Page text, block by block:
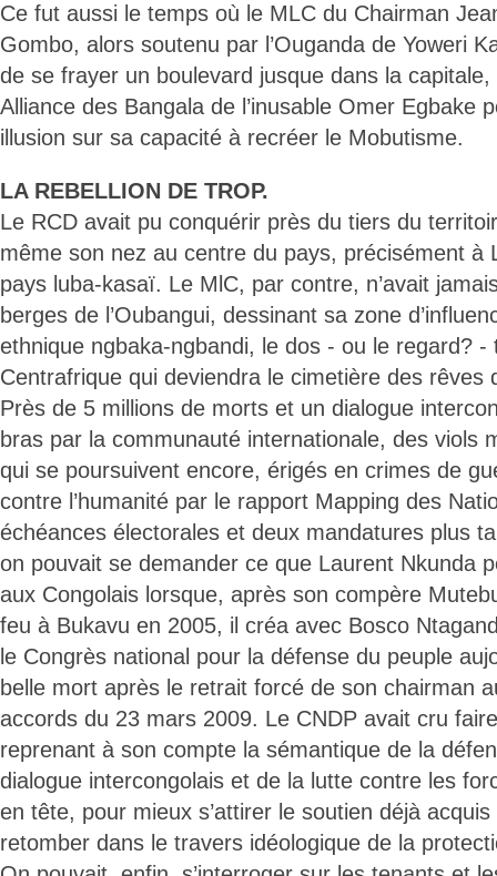
Ce fut aussi le temps où le MLC du Chairman
Gombo, alors soutenu par l’Ouganda de Yoweri
de se frayer un boulevard jusque dans la capitale,
Alliance des Bangala de l’inusable Omer Egbake
illusion sur sa capacité à recréer le Mobutisme.
LA REBELLION DE TROP.
Le RCD avait pu conquérir près du tiers du
même son nez au centre du pays, précisément à
pays luba-kasaï. Le MlC, par contre, n’avait
berges de l’Oubangui, dessinant sa zone
ethnique ngbaka-ngbandi, le dos - ou le regard? -
Centrafrique qui deviendra le cimetière des rêves
Près de 5 millions de morts et un dialogue
bras par la communauté internationale, des viols
qui se poursuivent encore, érigés en crimes de
contre l’humanité par le rapport Mapping des
échéances électorales et deux mandatures plus
on pouvait se demander ce que Laurent Nkunda
aux Congolais lorsque, après son compère
feu à Bukavu en 2005, il créa avec Bosco
le Congrès national pour la défense du peuple
belle mort après le retrait forcé de son chairman
accords du 23 mars 2009. Le CNDP avait cru
reprenant à son compte la sémantique de la
dialogue intercongolais et de la lutte contre les
en tête, pour mieux s’attirer le soutien déjà
retomber dans le travers idéologique de la